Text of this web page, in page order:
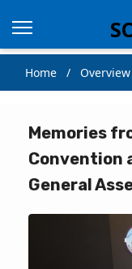
Home / Overview
Memories
Convention
General